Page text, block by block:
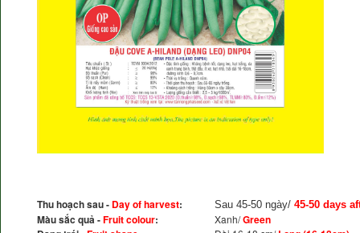
Thu hoạch sau - Day of harvest: Sau 45-50 ngày/ 45-50 days
Màu sắc quả -Fruit colour: Xanh/Green